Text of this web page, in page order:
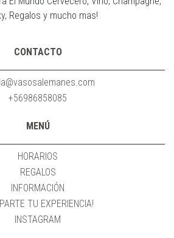
Regalos y mucho mas!
CONTACTO
+56986858085
MENÚ
HORARIOS
REGALOS
INFORMACIÓN
TU EXPERIENCIA!
INSTAGRAM